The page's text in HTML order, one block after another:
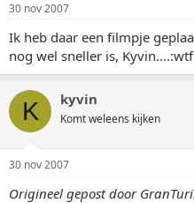
30 nov 2007
Ik heb daar een filmpje
nog wel sneller is, Kyvin....:wtf
K kyvin
Komt weleens kijken
30 nov 2007
Origineel gepost door